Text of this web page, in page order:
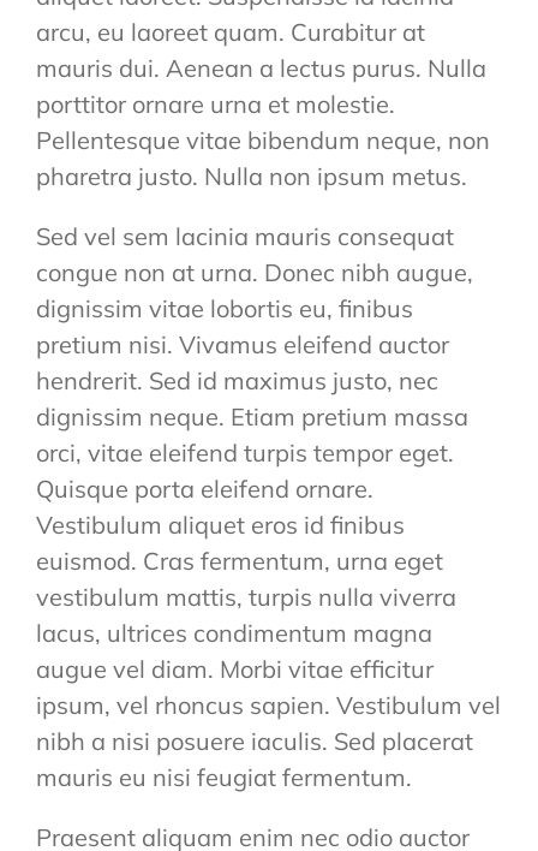
arcu, eu laoreet quam. Curabitur at
mauris dui. Aenean a lectus purus. Nulla
porttitor ornare urna et molestie.
Pellentesque vitae bibendum neque, non
pharetra justo. Nulla non ipsum metus.
Sed vel sem lacinia mauris consequat
congue non at urna. Donec nibh augue,
dignissim vitae lobortis eu, finibus
pretium nisi. Vivamus eleifend auctor
hendrerit. Sed id maximus justo, nec
dignissim neque. Etiam pretium massa
orci, vitae eleifend turpis tempor eget.
Quisque porta eleifend ornare.
Vestibulum aliquet eros id finibus
euismod. Cras fermentum, urna eget
vestibulum mattis, turpis nulla viverra
lacus, ultrices condimentum magna
augue vel diam. Morbi vitae efficitur
ipsum, vel rhoncus sapien. Vestibulum vel
nibh a nisi posuere iaculis. Sed placerat
mauris eu nisi feugiat fermentum.
Praesent aliquam enim nec odio auctor